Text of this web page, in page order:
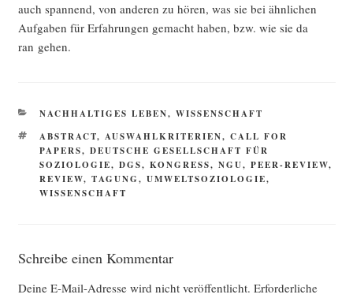
auch span­nend, von ande­ren zu hören, was sie bei ähn­li­chen
Auf­ga­ben für Erfah­run­gen gemacht haben, bzw. wie sie da
ran gehen.
KATEGORIEN
NACHHALTIGES LEBEN, WISSENSCHAFT
SCHLAGWÖRTER
ABSTRACT, AUSWAHLKRITERIEN, CALL FOR
PAPERS, DEUTSCHE GESELLSCHAFT FÜR
SOZIOLOGIE, DGS, KONGRESS, NGU, PEER-REVIEW,
REVIEW, TAGUNG, UMWELTSOZIOLOGIE,
WISSENSCHAFT
Schreibe einen Kommentar
Deine E-Mail-Adresse wird nicht veröffentlicht. Erforderliche